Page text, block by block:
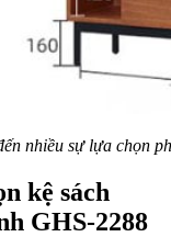
nhiều sự lựa chọn
kệ sách
GHS-2288